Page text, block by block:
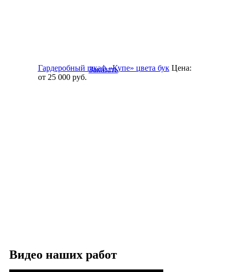
Гардеробный шкаф «Купе» цвета бук Цена:
от 25 000руб.
Заказать
Видео наших работ